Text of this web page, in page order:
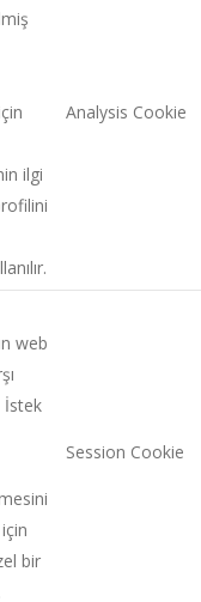
ilgi
Analysis Cookie
web
İstek
bir
Session Cookie